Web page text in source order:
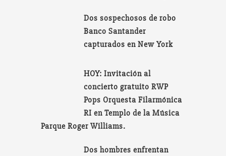
Dos sospechosos de robo
Banco Santander
capturados en New York
HOY: Invitación al
concierto gratuito RWP
Pops Orquesta Filarmónica
RI en Templo de la Música
Parque Roger Williams.
Dos hombres enfrentan